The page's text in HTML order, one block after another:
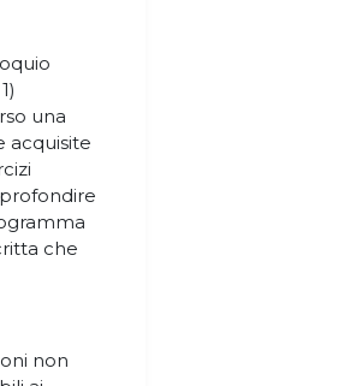
una
acquisite
che
non